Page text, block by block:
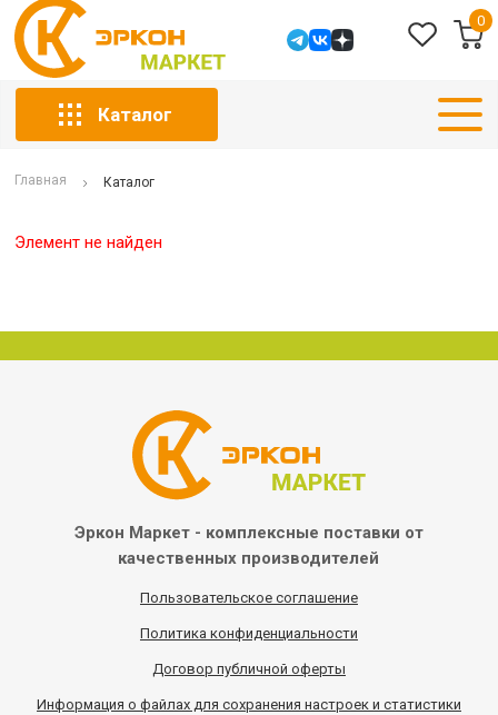
0
Каталог
Главная Каталог
Элемент не найден
Эркон Маркет - комплексные поставки от
качественных производителей
Пользовательское соглашение
Политика конфиденциальности
Договор публичной оферты
Информация о файлах для сохранения настроек и статистики